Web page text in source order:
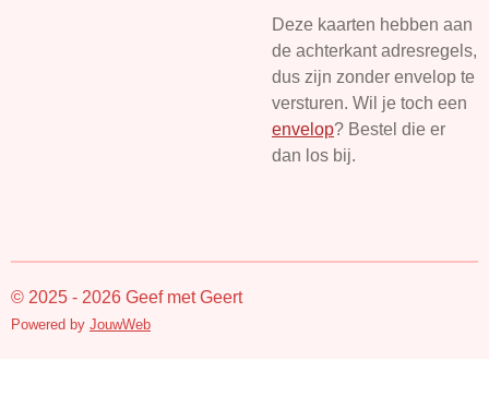
Deze kaarten hebben aan
de achterkant adresregels,
dus zijn zonder envelop te
versturen. Wil je toch een
envelop? Bestel die er
dan los bij.
© 2025 - 2026 Geef met Geert
Powered by JouwWeb